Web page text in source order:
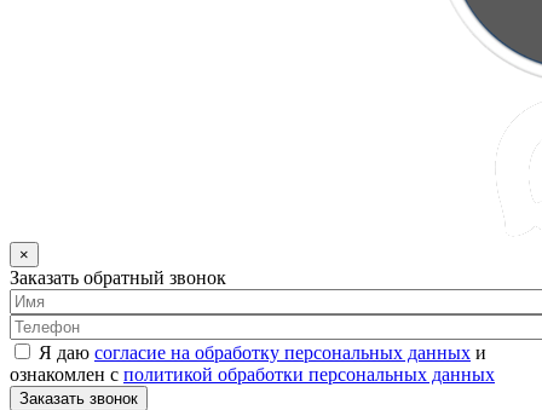
×
Заказать обратный звонок
Я даю согласие на обработку персональных данных и
ознакомлен с политикой обработки персональных данных
Заказать звонок